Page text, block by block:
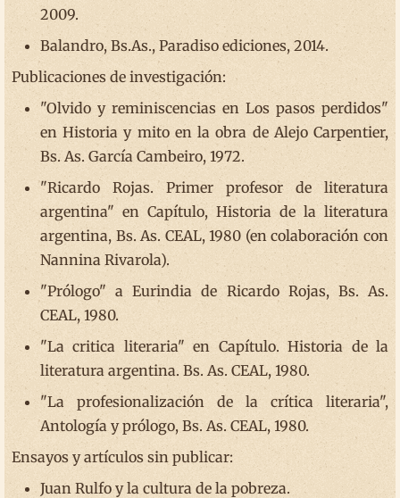
2009.
Balandro, Bs.As., Paradiso ediciones, 2014.
Publicaciones de investigación:
"Olvido y reminiscencias en Los pasos perdidos"
en Historia y mito en la obra de Alejo Carpentier,
Bs. As. García Cambeiro, 1972.
"Ricardo Rojas. Primer profesor de literatura
argentina" en Capítulo, Historia de la literatura
argentina, Bs. As. CEAL, 1980 (en colaboración con
Nannina Rivarola).
"Prólogo" a Eurindia de Ricardo Rojas, Bs. As.
CEAL, 1980.
"La critica literaria" en Capítulo. Historia de la
literatura argentina. Bs. As. CEAL, 1980.
"La profesionalización de la crítica literaria",
Antología y prólogo, Bs. As. CEAL, 1980.
Ensayos y artículos sin publicar:
Juan Rulfo y la cultura de la pobreza.